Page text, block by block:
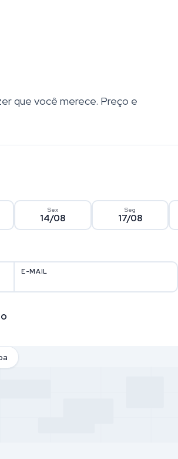
que você merece. Preço e
Sex
14/08
Seg
17/08
E-MAIL